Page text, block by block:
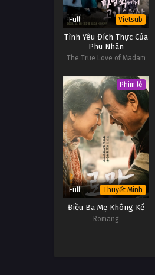
Full Vietsub
Tình Yêu Đích Thực Của
Phu Nhân
The True Love of Madam
Ep 6)
Phim lẻ
Full Thuyết Minh
Điều Ba Mẹ Không Kể
Romang